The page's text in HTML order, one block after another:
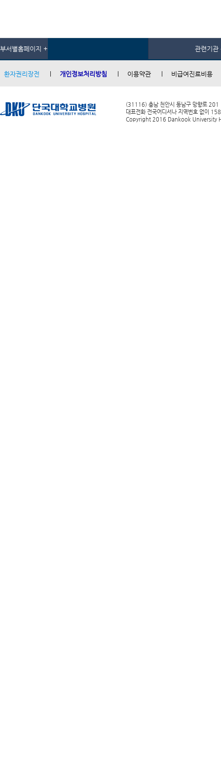
부서별홈페이지 + 관련기관
환자권리장전 개인정보처리방침 이용약관 비급여진료비용
(31116) 충남 천안시 동남구 망향로 201
대표전화 전국어디서나 지역번호 없이
Copyright 2016 Dankook University